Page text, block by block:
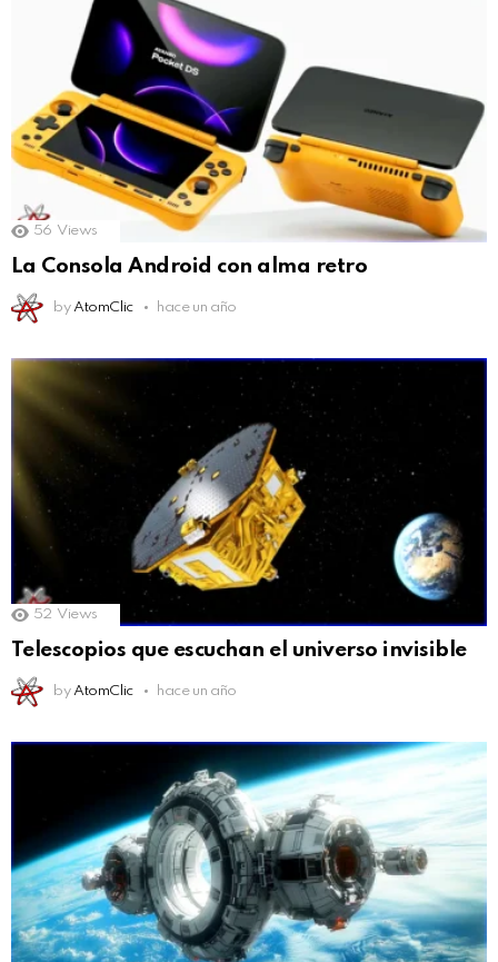
56 Views
La Consola Android con alma retro
by AtomClic hace un año
52 Views
Telescopios que escuchan el universo invisible
by AtomClic hace un año